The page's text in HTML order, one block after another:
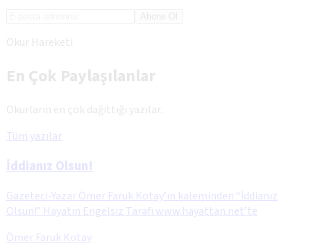
Abone Ol
Okur Hareketi
En Çok Paylaşılanlar
Okurların en çok dağıttığı yazılar.
Tüm yazılar
İddianız Olsun!
Gazeteci-Yazar Ömer Faruk Kotay’ın kaleminden “İddianız
Olsun!” Hayatın Engelsiz Tarafı www.hayattan.net’te
Ömer Faruk Kotay